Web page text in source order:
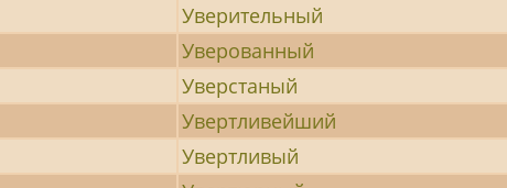
Уверительный
Уверованный
Уверстаный
Увертливейший
Увертливый